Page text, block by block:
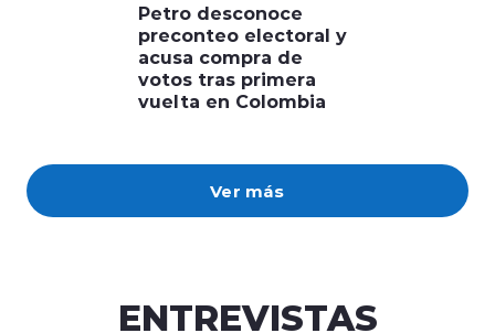
Ver más
Petro desconoce
preconteo electoral y
acusa compra de
votos tras primera
vuelta en Colombia
ENTREVISTAS